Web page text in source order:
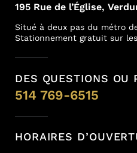
195 Rue de l’Église,
Situé à deux pas du métro de
Stationnement gratuit sur
DES QUESTIONS OU
514 769-6515
HORAIRES